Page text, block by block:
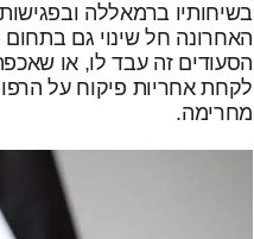
בשיחותיו ברמאללה
האחרונה חל שינוי גם
הסעודים זה עבד לו, או
לקחת אחריות פיקוח על
מחרימה.